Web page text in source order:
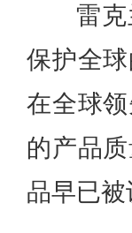
雷
保护全
在全球
的产品
品早已